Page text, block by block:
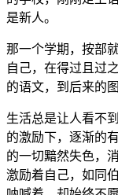
的学校，刚刚走上
是新人。
那一个学期，按部
自己，在得过且过
的语文，到后来的
生活总是让人看不
的激励下，逐渐的
的一切黯然失色，
激励着自己，如同